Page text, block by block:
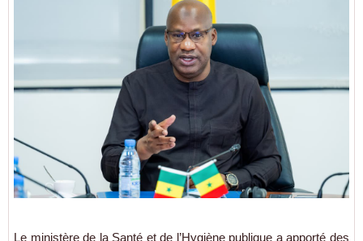
Le ministère de la Santé et de l’Hygiène publique a apporté des